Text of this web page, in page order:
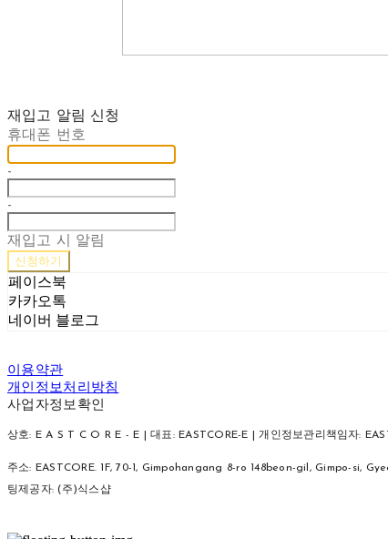
재입고 알림 신청
휴대폰 번호
-
-
재입고 시 알림
신청하기
페이스북
카카오톡
네이버 블로그
이용약관
개인정보처리방침
사업자정보확인
상호: E A S T C O R E - E | 대표: EASTCORE-E | 개인정보관리책임자:
주소: EASTCORE. 1F, 70-1, Gimpohangang 8-ro 148beon-gil, Gimpo-
팅제공자: (주)식스샵